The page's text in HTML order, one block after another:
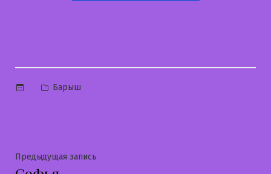
Опубликовано
Барыш
Навигация
Предыдущая запись